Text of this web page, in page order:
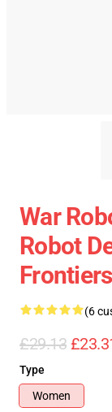
War
Robot
(6
£29.13
Type
Women